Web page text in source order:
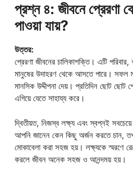
প্রশ্ন ৪: জীবনে প্রেরণা
পাওয়া যায়?
উত্তর:
প্রেরণা জীবনের চালিকাশক্তি। এটি পরিবার,
মানুষের উদাহরণ থেকে আসতে পারে। সফল
মানসিক উদ্দীপনা দেয়। প্রতিদিন ছোট
এগিয়ে যেতে সাহায্য করে।
দ্বিতীয়ত, নিজস্ব লক্ষ্য এবং স্বপ্নই
আপনি জানেন কেন কিছু অর্জন করতে চান,
মোকাবেলা করা সহজ হয়। লক্ষ্যকে স্মরণে
করলে জীবন অনেক সহজ ও আনন্দময় হয়।